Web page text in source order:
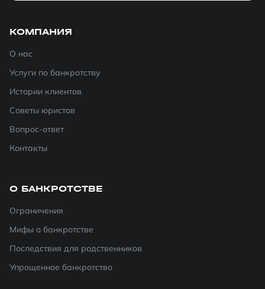
КОМПАНИЯ
О нас
Услуги по банкротству
Истории клиентов
Советы юристов
Вопрос-ответ
Контакты
О БАНКРОТСТВЕ
Ограничения
Мифы о банкротстве
Последствия для родственников
Упрощенное банкротство